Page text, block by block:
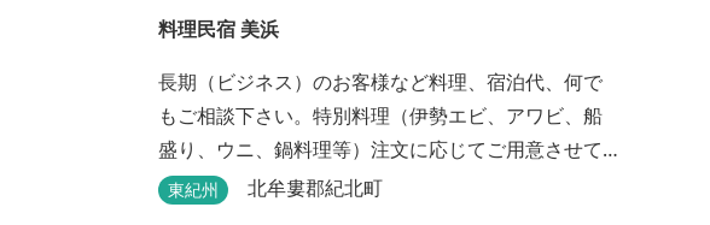
料理民宿 美浜
長期（ビジネス）のお客様など料理、宿泊代、何で
もご相談下さい。特別料理（伊勢エビ、アワビ、船
盛り、ウニ、鍋料理等）注文に応じてご用意させて
頂きます。
東紀州 北牟婁郡紀北町